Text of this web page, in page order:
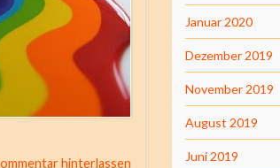
hinterlassen
Januar 2020
Dezember 2019
November 2019
August 2019
Juni 2019